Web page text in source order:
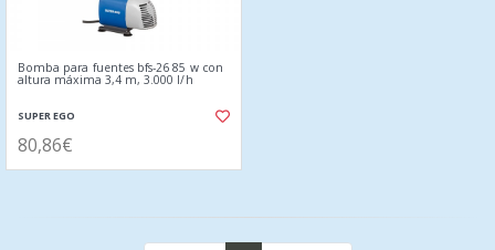
Bomba para fuentes bfs-26 85 w con
altura máxima 3,4 m, 3.000 l/h
SUPER EGO
80,86€